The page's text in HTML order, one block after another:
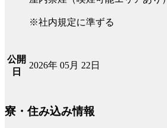
※社内規定に準ずる
公開
日
2026年 05月 22日
寮・住み込み情報